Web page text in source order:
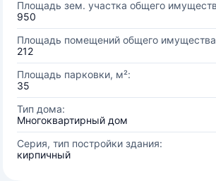
Площадь зем. участка общего
950
Площадь помещений общего
212
Площадь парковки, м²:
35
Тип дома:
Многоквартирный дом
Серия, тип постройки здания:
кирпичный